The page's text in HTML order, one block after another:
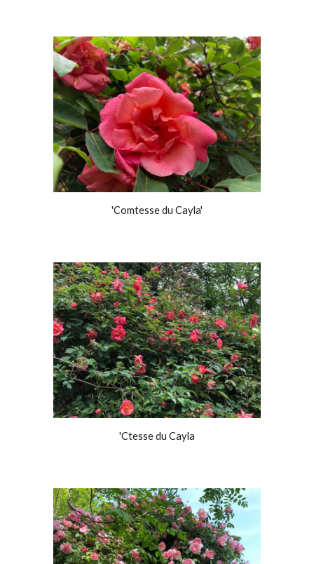
'Comtesse du Cayla'
'Ctesse du Cayla